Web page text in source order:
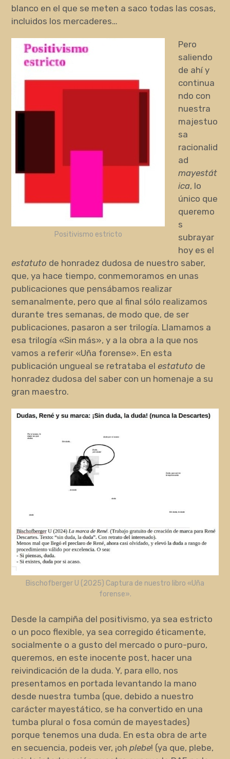
blanco en el que se meten a saco todas las cosas,
incluidos los mercaderes…
Positivismo estricto
Pero
saliendo
de ahí y
continua
ndo con
nuestra
majestuo
sa
racionalid
ad
mayestát
ica, lo
único que
queremo
s
subrayar
hoy es el
estatuto de honradez dudosa de nuestro saber,
que, ya hace tiempo, conmemoramos en unas
publicaciones que pensábamos realizar
semanalmente, pero que al final sólo realizamos
durante tres semanas, de modo que, de ser
publicaciones, pasaron a ser trilogía. Llamamos a
esa trilogía «Sin más», y a la obra a la que nos
vamos a referir «Uña forense». En esta
publicación ungueal se retrataba elestatuto de
honradez dudosa del saber con un homenaje a su
gran maestro.
Bischofberger U (2025) Captura de nuestro libro «Uña
forense».
Desde la campiña del positivismo, ya sea estricto
o un poco flexible, ya sea corregido éticamente,
socialmente o a gusto del mercado o puro-puro,
queremos, en este inocente post, hacer una
reivindicación de la duda. Y, para ello, nos
presentamos en portada levantando la mano
desde nuestra tumba (que, debido a nuestro
carácter mayestático, se ha convertido en una
tumba plural o fosa común de mayestades)
porque tenemos una duda. En esta obra de arte
en secuencia, podeis ver, ¡ohplebe! (ya que, plebe,